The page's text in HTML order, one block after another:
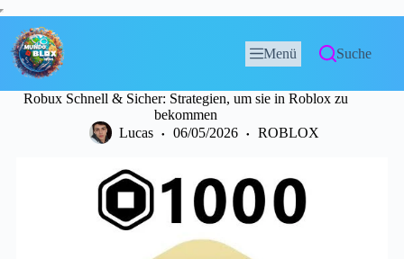
Menü Suche
Robux Schnell & Sicher: Strategien, um sie in Roblox zu
bekommen
Lucas
06/05/2026 ROBLOX